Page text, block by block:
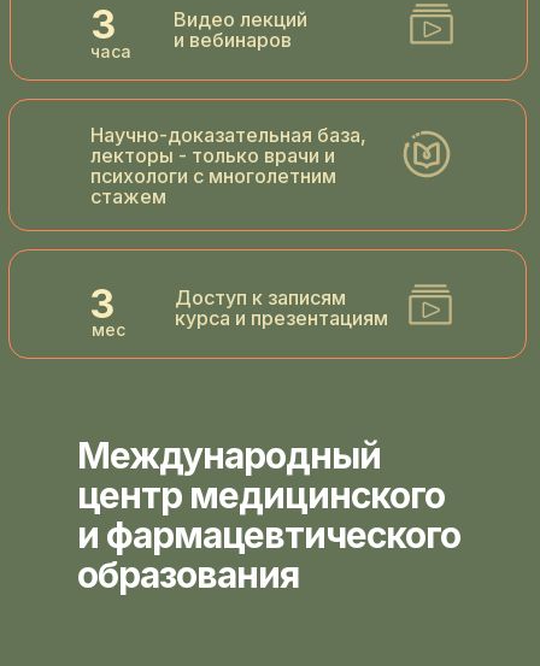
Видео лекций
и вебинаров
часа
3
Доступ к записям
курса и презентациям
3
мес
Научно-доказательная база,
лекторы - только врачи и
психологи с многолетним
стажем
Международный
центр медицинского
и фармацевтического
образования